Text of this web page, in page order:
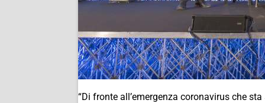
“Di fronte all’emergenza coronavirus che